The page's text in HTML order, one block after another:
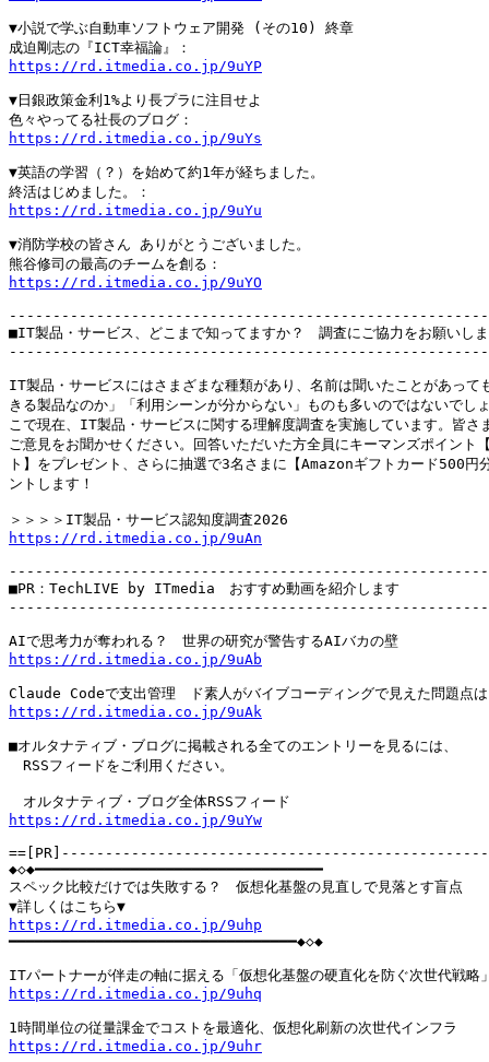
▼小説で学ぶ自動車ソフトウェア開発 (その10) 終章
https://rd.itmedia.co.jp/9uYP
▼日銀政策金利1%より長プラに注目せよ
https://rd.itmedia.co.jp/9uYs
▼英語の学習（？）を始めて約1年が経ちました。
https://rd.itmedia.co.jp/9uYu
▼消防学校の皆さん ありがとうございました。
https://rd.itmedia.co.jp/9uYO
■IT製品・サービス、どこまで知ってますか？　調査にご協力をお願いし
IT製品・サービスにはさまざまな種類があり、名前は聞いたことがあって
きる製品なのか」「利用シーンが分からない」ものも多いのではないでし
こで現在、IT製品・サービスに関する理解度調査を実施しています。皆さ
ご意見をお聞かせください。回答いただいた方全員にキーマンズポイント
ト】をプレゼント、さらに抽選で3名さまに【Amazonギフトカード500円
ントします！
https://rd.itmedia.co.jp/9uAn
■PR：TechLIVE by ITmedia　おすすめ動画を紹介します
https://rd.itmedia.co.jp/9uAb
https://rd.itmedia.co.jp/9uAk
■オルタナティブ・ブログに掲載される全てのエントリーを見るには、
RSSフィードをご利用ください。
https://rd.itmedia.co.jp/9uYw
◆◇◆━━━━━━━━━━━━━━━━━━━━━━━━━━━━━━━━━
スペック比較だけでは失敗する？　仮想化基盤の見直しで見落とす盲点
https://rd.itmedia.co.jp/9uhp
━━━━━━━━━━━━━━━━━━━━━━━━━━━━━━━━━◆◇◆
https://rd.itmedia.co.jp/9uhq
https://rd.itmedia.co.jp/9uhr